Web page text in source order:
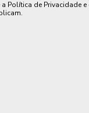
a Política de Privacidade